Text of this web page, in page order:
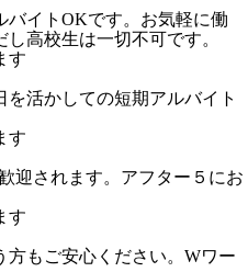
バイトOKです。お気軽に働
高校生は一切不可です。
す
活かしての短期アルバイト
す
迎されます。アフター５にお
す
方もご安心ください。Wワー